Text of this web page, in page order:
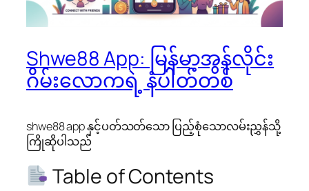
Shwe88 App: မြန်မာ့အွန်လိုင်း
ဂိမ်းလောကရဲ့ နံပါတ်တစ်
shwe88 app နှင့်ပတ်သတ်သော ပြည့်စုံသောလမ်းညွှန်သို့
ကြိုဆိုပါသည်
Table of Contents